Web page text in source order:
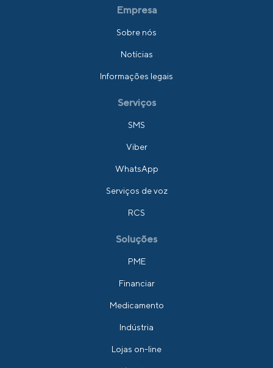
Empresa
Sobre nós
Notícias
Informações legais
Serviços
SMS
Viber
WhatsApp
Serviços de voz
RCS
Soluções
PME
Financiar
Medicamento
Indústria
Lojas on-line